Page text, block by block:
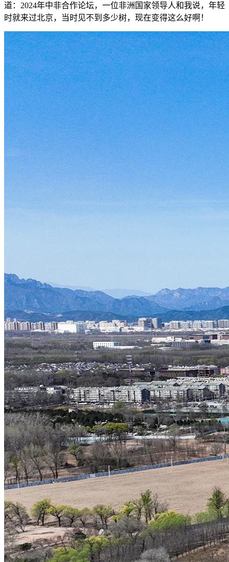
道：2024年中非合作论坛，一位非洲国家领导人和我说，年轻
时就来过北京，当时见不到多少树，现在变得这么好啊！